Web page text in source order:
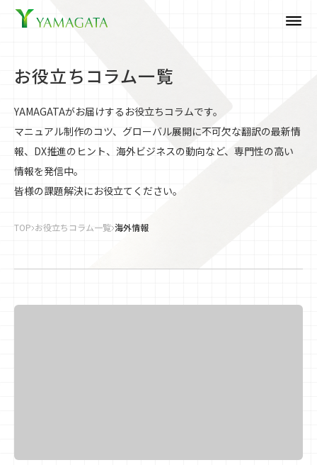
dehaze
お役立ちコラム一覧
YAMAGATAがお届けするお役立ちコラムです。
マニュアル制作のコツ、グローバル展開に不可欠な翻訳の最新情
報、DX推進のヒント、海外ビジネスの動向など、専門性の高い
情報を発信中。
皆様の課題解決にお役立てください。
TOP お役立ちコラム一覧 海外情報